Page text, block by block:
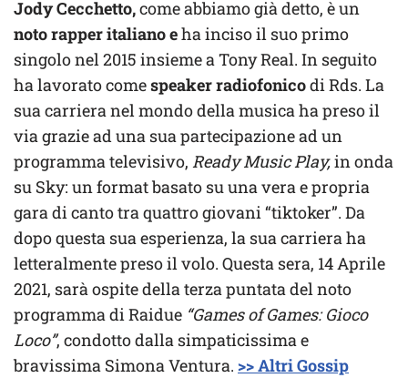
Jody Cecchetto,come abbiamo già detto, è un
noto rapper italiano eha inciso il suo primo
singolo nel 2015 insieme a Tony Real. In seguito
ha lavorato comespeaker radiofonicodi Rds. La
sua carriera nel mondo della musica ha preso il
via grazie ad una sua partecipazione ad un
programma televisivo, Ready Music Play,in onda
su Sky: un format basato su una vera e propria
gara di canto tra quattro giovani “tiktoker”. Da
dopo questa sua esperienza, la sua carriera ha
letteralmente preso il volo. Questa sera, 14 Aprile
2021, sarà ospite della terza puntata del noto
programma di Raidue “Games of Games: Gioco
Loco”, condotto dalla simpaticissima e
bravissima Simona Ventura. >> Altri Gossip